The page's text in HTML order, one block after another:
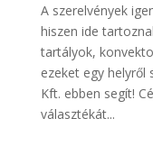
A szerelvények
hiszen ide
tartályok,
ezeket egy helyről
Kft. ebben segít!
választékát...